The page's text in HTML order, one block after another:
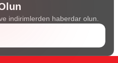
indirimlerden haberdar olun.